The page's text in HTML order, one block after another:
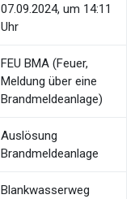
07.09.2024, um 14:11
Uhr
FEU BMA (Feuer,
Meldung über eine
Brandmeldeanlage)
Auslösung
Brandmeldeanlage
Blankwasserweg